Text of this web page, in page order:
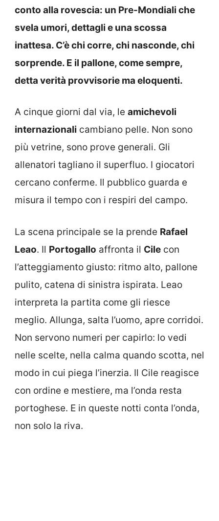
conto alla rovescia: un Pre-Mondiali che
svela umori, dettagli e una scossa
inattesa. C’è chi corre, chi nasconde, chi
sorprende. E il pallone, come sempre,
detta verità provvisorie ma eloquenti.
A cinque giorni dal via, le amichevoli
internazionali cambiano pelle. Non sono
più vetrine, sono prove generali. Gli
allenatori tagliano il superfluo. I giocatori
cercano conferme. Il pubblico guarda e
misura il tempo con i respiri del campo.
La scena principale se la prende Rafael
Leao. Il Portogallo affronta il Cile con
l’atteggiamento giusto: ritmo alto, pallone
pulito, catena di sinistra ispirata. Leao
interpreta la partita come gli riesce
meglio. Allunga, salta l’uomo, apre corridoi.
Non servono numeri per capirlo: lo vedi
nelle scelte, nella calma quando scotta, nel
modo in cui piega l’inerzia. Il Cile reagisce
con ordine e mestiere, ma l’onda resta
portoghese. E in queste notti conta l’onda,
non solo la riva.